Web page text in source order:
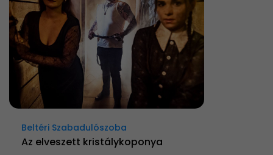
Beltéri Szabadulószoba
Az elveszett kristálykoponya